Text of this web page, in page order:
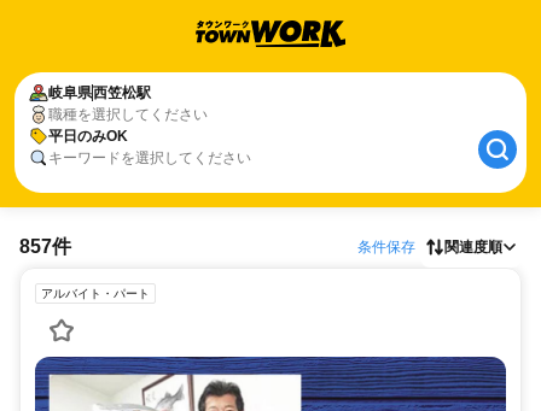
岐阜県西笠松駅
職種を選択してください
平日のみOK
キーワードを選択してください
857件 条件保存 関連度順
アルバイト・パート